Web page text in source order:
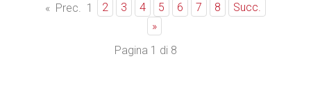
« Prec. 1 2 3 4 5 6 7 8
Succ.
»
Pagina 1 di 8